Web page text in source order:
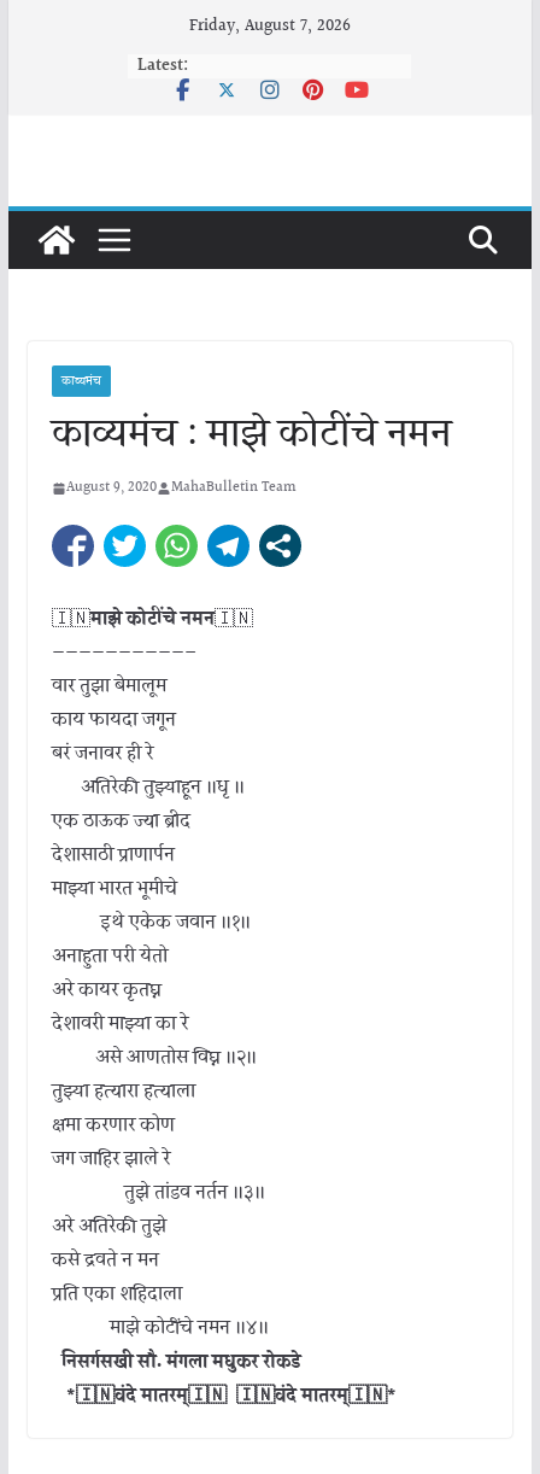
Friday, August 7, 2026
Latest:
काव्यमंच
काव्यमंच : माझे कोटींचे नमन
August 9, 2020 MahaBulletin Team
🇮🇳माझे कोटींचे नमन🇮🇳
——————————–
वार तुझा बेमालूम
काय फायदा जगून
बरं जनावर ही रे
अतिरेकी तुझ्याहून ॥धृ ॥
एक ठाऊक ज्या ब्रीद
देशासाठी प्राणार्पन
माझ्या भारत भूमीचे
इथे एकेक जवान ॥१॥
अनाहुता परी येतो
अरे कायर कृतघ्न
देशावरी माझ्या का रे
असे आणतोस विघ्न ॥२॥
तुझ्या हत्यारा हत्याला
क्षमा करणार कोण
जग जाहिर झाले रे
तुझे तांडव नर्तन ॥३॥
अरे अतिरेकी तुझे
कसे द्रवते न मन
प्रति एका शहिदाला
माझे कोटींचे नमन ॥४॥
निसर्गसखी सौ. मंगला मधुकर रोकडे
*🇮🇳वंदे मातरम्🇮🇳 🇮🇳वंदे मातरम्🇮🇳*